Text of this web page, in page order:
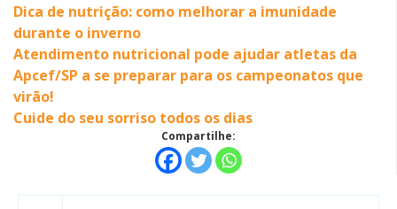
Dica de nutrição: como melhorar a imunidade
durante o inverno
Atendimento nutricional pode ajudar atletas da
Apcef/SP a se preparar para os campeonatos que
virão!
Cuide do seu sorriso todos os dias
Compartilhe: